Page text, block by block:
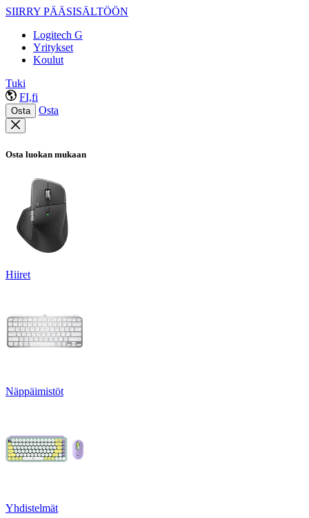
SIIRRY PÄÄSISÄLTÖÖN
Logitech G
Yritykset
Koulut
Tuki
FI,fi
Osta Osta
Osta luokan mukaan
Hiiret
Näppäimistöt
Yhdistelmät